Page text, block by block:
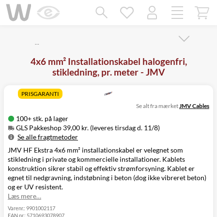
…
4x6 mm² Installationskabel halogenfri,
stikledning, pr. meter - JMV
PRISGARANTI
100+ stk. på lager
GLS Pakkeshop 39,00 kr. (leveres tirsdag d. 11/8)
Se alle fragtmetoder
Metode
Pris
Leveres
GLS Pakkeshop
39,00 kr.
Tirsdag d. 11/8
GLS
Hjemmelevering
49,00 kr.
Tirsdag d. 11/8
GLS Erhverv
Click&Collect i
Svenstrup
Se alt fra mærketJMV Cables
JMV HF Ekstra 4x6 mm² installationskabel er velegnet som
stikledning i private og kommercielle installationer. Kablets
konstruktion sikrer stabil og effektiv strømforsyning. Kablet er
egnet til nedgravning, indstøbning i beton (dog ikke vibreret beton)
og er UV resistent.
Læs mere…
Varenr.: 9901002117
EAN nr.: 5710693078907
Mangler chatten?
Ret samtykke!